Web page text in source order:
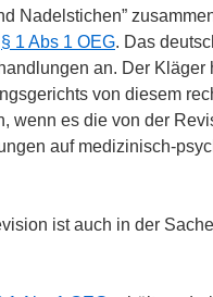
Nadelstichen”
§ 1 Abs 1 OEG. Das
an. Der
von diesem
wenn es die von der
auf medizinisch-
ist auch in der